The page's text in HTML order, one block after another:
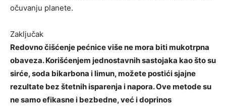
očuvanju planete.
Zaključak
Redovno čišćenje pećnice više ne mora biti mukotrpna
obaveza. Korišćenjem jednostavnih sastojaka kao što su
sirće, soda bikarbona i limun, možete postići sjajne
rezultate bez štetnih isparenja i napora. Ove metode su
ne samo efikasne i bezbedne, već i doprinos